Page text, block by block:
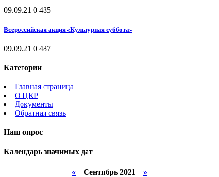
09.09.21 0 485
Всероссийская акция «Культурная суббота»
09.09.21 0 487
Категории
Главная страница
О ЦКР
Документы
Обратная связь
Наш опрос
Календарь значимых дат
« Сентябрь 2021 »